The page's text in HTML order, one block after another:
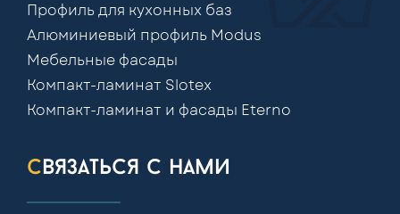
Профиль для кухонных баз
Алюминиевый профиль Modus
Мебельные фасады
Компакт-ламинат Slotex
Компакт-ламинат и фасады Eterno
связаться с нами